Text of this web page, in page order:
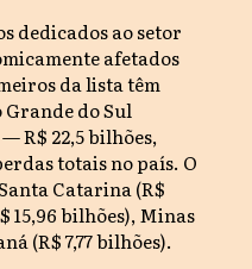
dedicados ao setor
afetados
da lista têm
do Sul
R$ 22,5 bilhões,
totais no país. O
Catarina (R$
15,96 bilhões), Minas
(R$ 7,77 bilhões).